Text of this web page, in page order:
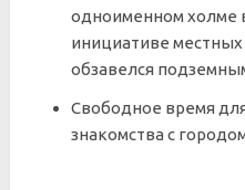
одноименном холме
инициативе местных
обзавелся
Свободное время
знакомства с